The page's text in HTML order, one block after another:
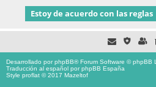
Desarrollado porphpBB® Forum Software © phpBB
Traducción al español porphpBB España
Style proflat © 2017 Mazeltof